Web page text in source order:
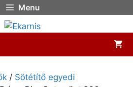
Menu
/ Sötétítő egyedi